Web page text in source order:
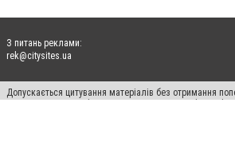
З питань реклами:
rek@citysites.ua
Допускається цитування матеріалів без отримання
пошукових систем гіперпосилання на цитовані